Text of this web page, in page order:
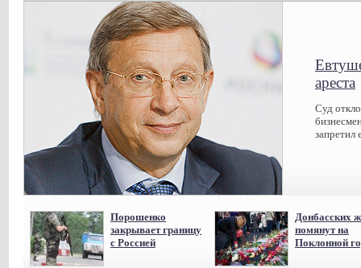
ареста
Суд
запретил
Порошенко
закрывает границу
с Россией
Донбасских
помянут на
Поклонной